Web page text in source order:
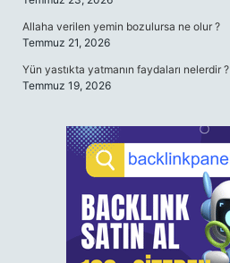
Allaha verilen yemin bozulursa ne olur ?
Temmuz 21, 2026
Yün yastıkta yatmanın faydaları nelerdir ?
Temmuz 19, 2026